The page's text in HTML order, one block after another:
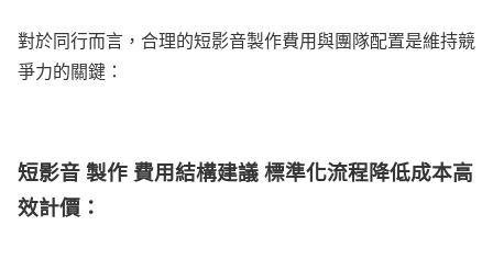
對於同行而言，合理的短影音製作費用與團隊配置是維持競
爭力的關鍵：
短影音 製作 費用結構建議 標準化流程降低成本高
效計價：